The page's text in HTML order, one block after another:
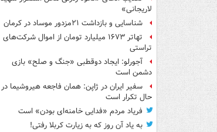
لاریجانی»
شناسایی و بازداشت ۲۱مزدور موساد در کرمان
تهاتر ۱۶۷۳ میلیارد تومان از اموال شرکت‌های
تراستی
آجورلو: ایجاد دوقطبی «جنگ و صلح‌» بازی
دشمن است
سفیر ایران در ژاپن: همان فاجعه هیروشیما در
حال تکرار است
فریاد مردم «فدایی خامنه‌ای بودن» است
به یاد آن روز که به زیارت کربلا رفتی!